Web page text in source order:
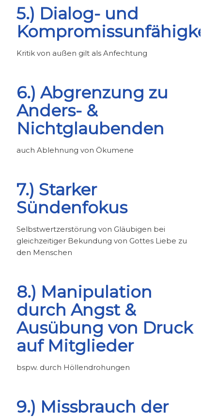
5.) Dialog- und
Kritik von außen gilt als Anfechtung
6.) Abgrenzung zu
Anders- &
Nichtglaubenden
auch Ablehnung von Ökumene
7.) Starker
Sündenfokus
Selbstwertzerstörung von Gläubigen bei
gleichzeitiger Bekundung von Gottes Liebe zu
den Menschen
8.) Manipulation
durch Angst &
Ausübung von Druck
auf Mitglieder
bspw. durch Höllendrohungen
9.) Missbrauch der